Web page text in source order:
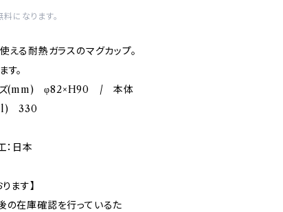
になります。
える耐熱ガラスのマグカップ。
。
イズ(mm) φ82×H90 / 本体
330
：日本
ます】
の在庫確認を行っているた